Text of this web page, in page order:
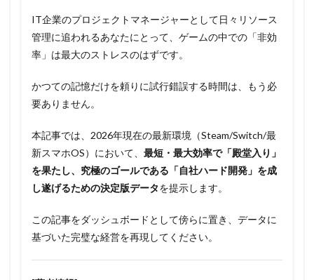
IT企業のプロジェクトマネージャーとして日々リソース
管理に追われるあなたにとって、ゲームの中での「非効
率」は最大のストレスのはずです。
かつての記憶だけを頼りに試行錯誤する時間は、もう必
要ありません。
本記事では、2026年現在の最新環境（Steam/Switch/最
新スマホOS）において、 最短・最大効率で「殿堂入り」
を果たし、究極のゴールである「自社ハード開発」を成
し遂げるための決定版データを提示します。
この記事をダッシュボードとして傍らに置き、データに
基づいた完璧な経営を再現してください。